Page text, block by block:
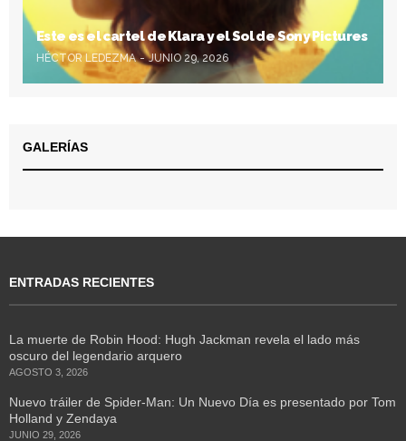
Este es el cartel de Klara y el Sol de Sony Pictures
HÉCTOR LEDEZMA JUNIO 29, 2026
GALERÍAS
ENTRADAS RECIENTES
La muerte de Robin Hood: Hugh Jackman revela el lado más
oscuro del legendario arquero
AGOSTO 3, 2026
Nuevo tráiler de Spider-Man: Un Nuevo Día es presentado por Tom
Holland y Zendaya
JUNIO 29, 2026